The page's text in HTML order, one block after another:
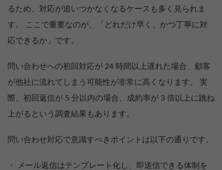
るため、対応が追いつかなくなるケースも多く見られま
す。 ここで重要なのが、「どれだけ早く、かつ丁寧に対
応できるか」です。
問い合わせへの初回対応が 24 時間以上遅れた場合、顧客
が他社に流れてしまう可能性が非常に高くなります。 実
際、初回返信が 5 分以内の場合、成約率が 3 倍以上に跳ね
上がるという調査結果もあります。
問い合わせ対応で意識すべきポイントは以下の通りです。
・ メール返信はテンプレート化し、即送信できる体制を